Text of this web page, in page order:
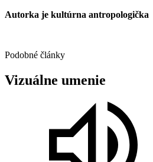
Autorka je kultúrna antropologička
Podobné články
Vizuálne umenie